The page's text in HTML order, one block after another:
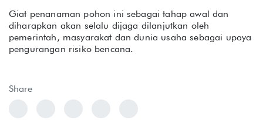
Giat penanaman pohon ini sebagai tahap awal dan
diharapkan akan selalu dijaga dilanjutkan oleh
pemerintah, masyarakat dan dunia usaha sebagai upaya
pengurangan risiko bencana.
Share